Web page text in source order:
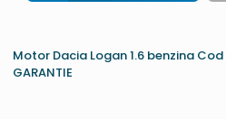
Motor Dacia Logan 1.6 benzina Cod
GARANTIE